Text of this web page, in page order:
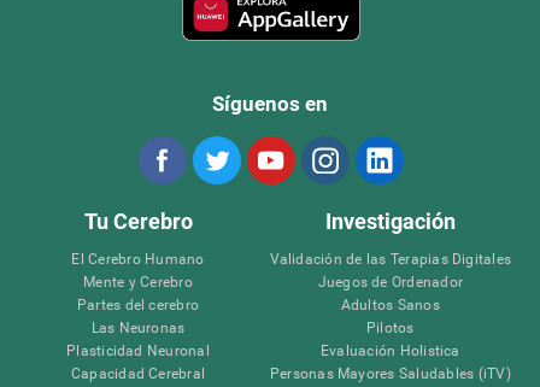
Síguenos en
Tu Cerebro
El Cerebro Humano
Mente y Cerebro
Partes del cerebro
Las Neuronas
Plasticidad Neuronal
Capacidad Cerebral
Investigación
Validación de las Terapias Digitales
Juegos de Ordenador
Adultos Sanos
Pilotos
Evaluación Holistica
Personas Mayores Saludables (iTV)